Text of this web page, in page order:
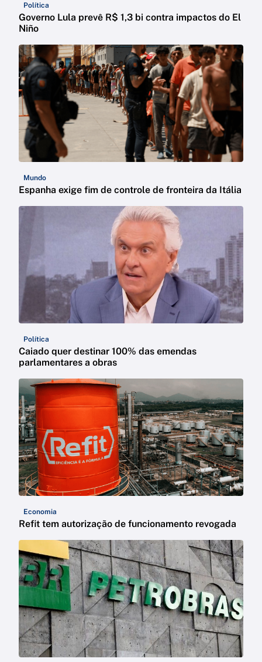
Política
Governo Lula prevê R$ 1,3 bi contra impactos do El
Niño
Mundo
Espanha exige fim de controle de fronteira da Itália
Política
Caiado quer destinar 100% das emendas
parlamentares a obras
Economia
Refit tem autorização de funcionamento revogada